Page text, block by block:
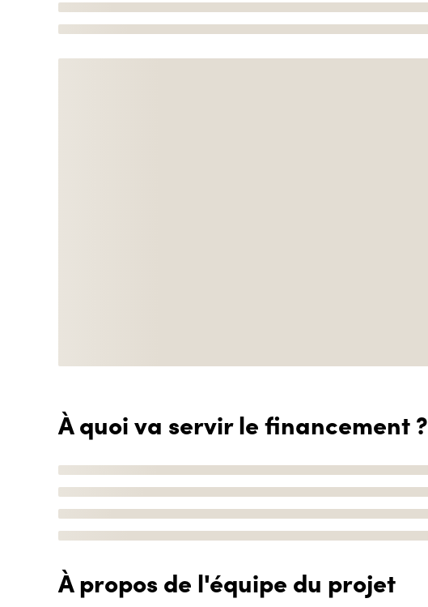
À quoi va servir le financement ?
À propos de l'équipe du projet